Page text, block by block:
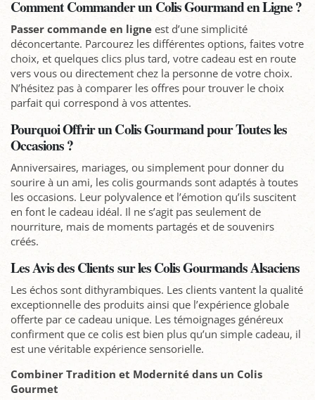
Comment Commander un Colis Gourmand en Ligne ?
Passer commande en ligne est d’une simplicité
déconcertante. Parcourez les différentes options, faites votre
choix, et quelques clics plus tard, votre cadeau est en route
vers vous ou directement chez la personne de votre choix.
N’hésitez pas à comparer les offres pour trouver le choix
parfait qui correspond à vos attentes.
Pourquoi Offrir un Colis Gourmand pour Toutes les
Occasions ?
Anniversaires, mariages, ou simplement pour donner du
sourire à un ami, les colis gourmands sont adaptés à toutes
les occasions. Leur polyvalence et l’émotion qu’ils suscitent
en font le cadeau idéal. Il ne s’agit pas seulement de
nourriture, mais de moments partagés et de souvenirs
créés.
Les Avis des Clients sur les Colis Gourmands Alsaciens
Les échos sont dithyrambiques. Les clients vantent la qualité
exceptionnelle des produits ainsi que l’expérience globale
offerte par ce cadeau unique. Les témoignages généreux
confirment que ce colis est bien plus qu’un simple cadeau, il
est une véritable expérience sensorielle.
Combiner Tradition et Modernité dans un Colis
Gourmet